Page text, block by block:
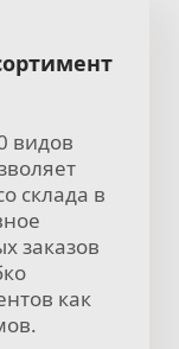
видов
склада в
заказов
как